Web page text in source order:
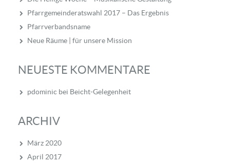
Pfarrgemeinderatswahl 2017 – Das Ergebnis
Pfarrverbandsname
Neue Räume | für unsere Mission
NEUESTE KOMMENTARE
pdominic bei Beicht-Gelegenheit
ARCHIV
März 2020
April 2017